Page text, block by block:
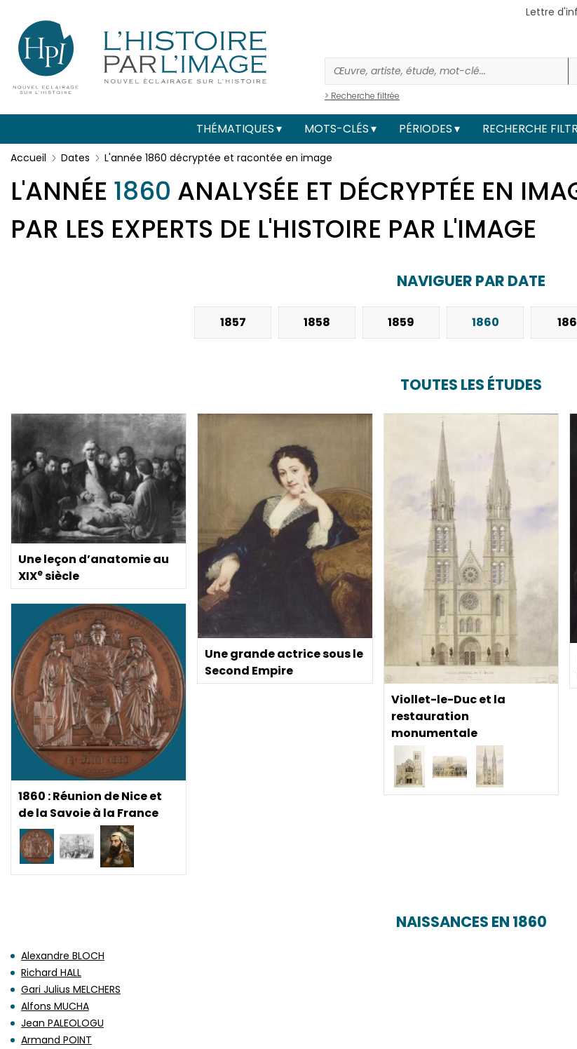
> Recherche filtrée
Menu
secondaire
(header)
Lettre
Main
navigation
THÉMATIQUES MOTS-CLÉS PÉRIODES RECHERCHE
Accueil Dates L'année 1860 décryptée et racontée en image
L'ANNÉE 1860 ANALYSÉE ET DÉCRYPTÉE EN
PAR LES EXPERTS DE L'HISTOIRE PAR L'IMAGE
NAVIGUER PAR DATE
1857 1858 1859 1860
TOUTES LES ÉTUDES
Une leçon d’anatomie au
XIXesiècle
Une grande actrice sous le
Second Empire
Viollet-le-Duc et la
restauration
monumentale
1860 : Réunion de Nice et
de la Savoie à la France
NAISSANCES EN 1860
Alexandre BLOCH
Richard HALL
Gari Julius MELCHERS
Alfons MUCHA
Jean PALEOLOGU
Armand POINT